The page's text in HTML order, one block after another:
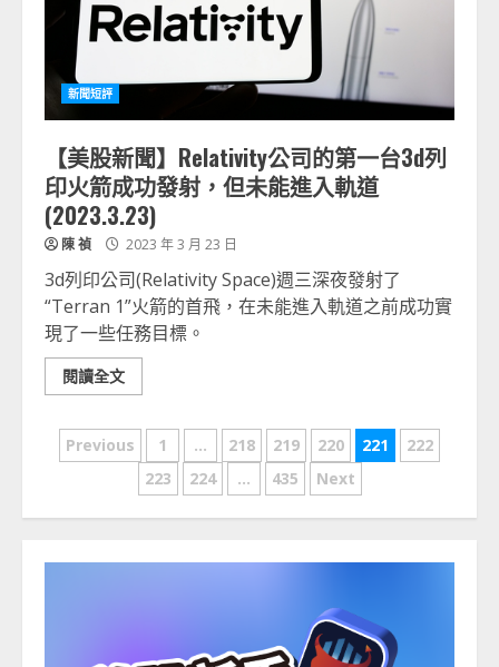
新聞短評
【美股新聞】Relativity公司的第一台3d列
印火箭成功發射，但未能進入軌道
(2023.3.23)
陳 禎 2023 年 3 月 23 日
3d列印公司(Relativity Space)週三深夜發射了
“Terran 1”火箭的首飛，在未能進入軌道之前成功實
現了一些任務目標。
閱讀全文
文
分
頁
Previous 1 ... 218 219 220 221
222
223
224 ... 435 Next